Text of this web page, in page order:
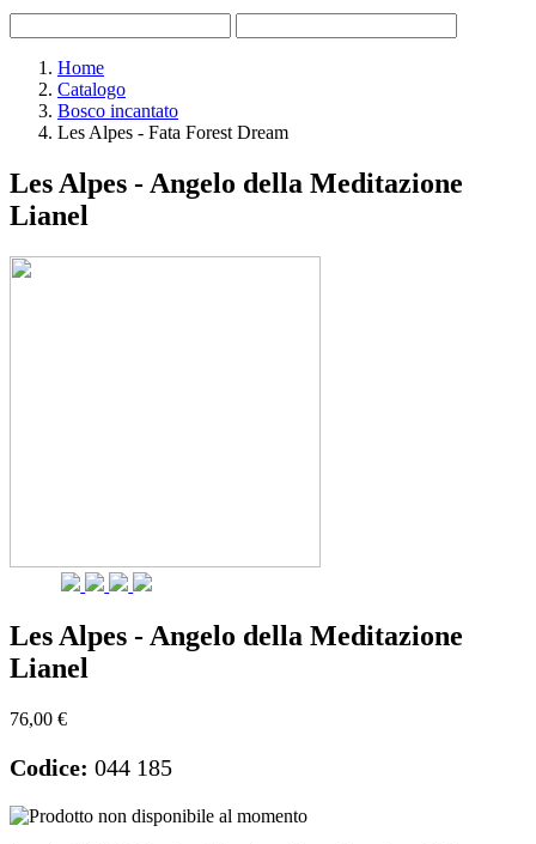
Home
Catalogo
Bosco incantato
Les Alpes - Fata Forest Dream
Les Alpes - Angelo della Meditazione
Lianel
Les Alpes - Angelo della Meditazione
Lianel
76,00 €
Codice: 044 185